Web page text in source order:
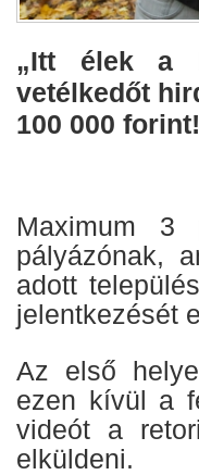
​„Itt élek a
vetélkedőt
100 000 forint!
Maximum 3
pályázónak,
adott
jelentkezését
Az első
ezen kívül a
videót a
elküldeni.